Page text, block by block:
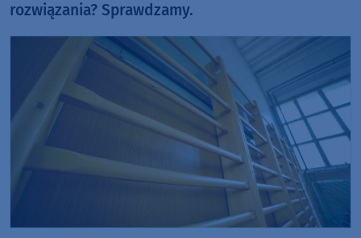
rozwiązania? Sprawdzamy.